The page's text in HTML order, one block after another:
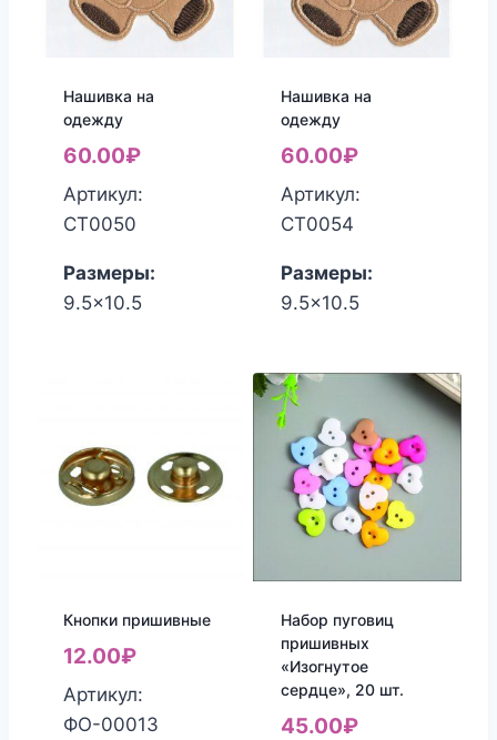
Нашивка на
одежду
60.00₽
Артикул:
СТ0050
Размеры:
9.5x10.5
Нашивка на
одежду
60.00₽
Артикул:
СТ0054
Размеры:
9.5x10.5
Кнопки пришивные
12.00₽
Артикул:
ФО-00013
Набор пуговиц
пришивных
«Изогнутое
сердце», 20 шт.
45.00₽